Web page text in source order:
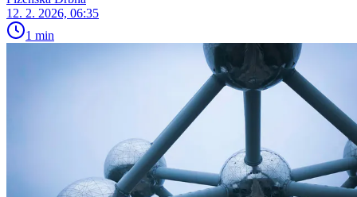
12. 2. 2026, 06:35
1 min